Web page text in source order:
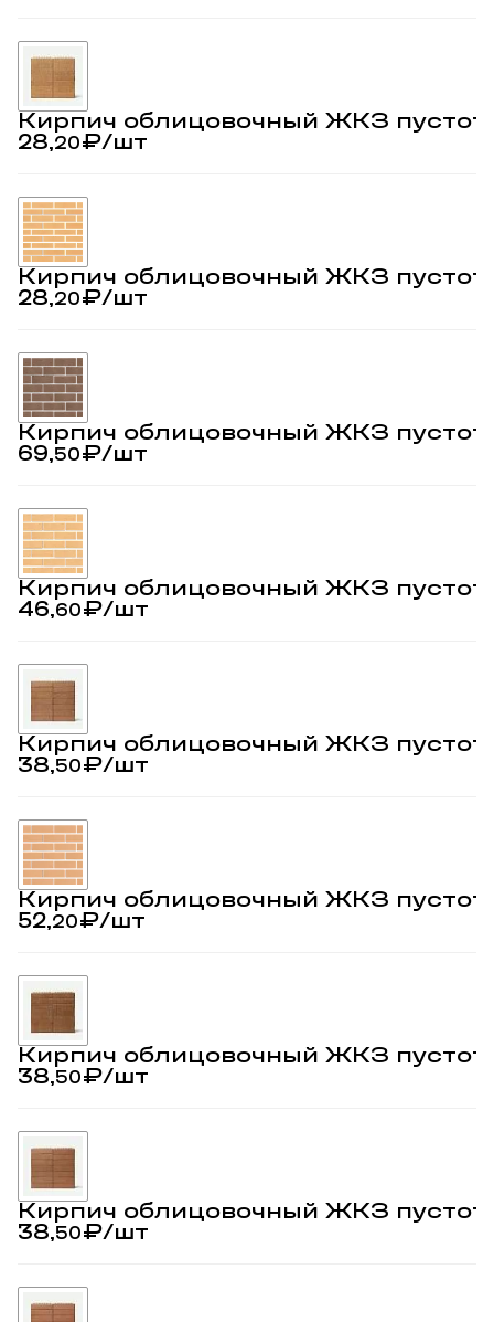
Кирпич облицовочный ЖКЗ
28,20₽/шт
Кирпич облицовочный ЖКЗ
28,20₽/шт
Кирпич облицовочный ЖКЗ
69,50₽/шт
Кирпич облицовочный ЖКЗ
46,60₽/шт
Кирпич облицовочный ЖКЗ
38,50₽/шт
Кирпич облицовочный ЖКЗ
52,20₽/шт
Кирпич облицовочный ЖКЗ
38,50₽/шт
Кирпич облицовочный ЖКЗ
38,50₽/шт